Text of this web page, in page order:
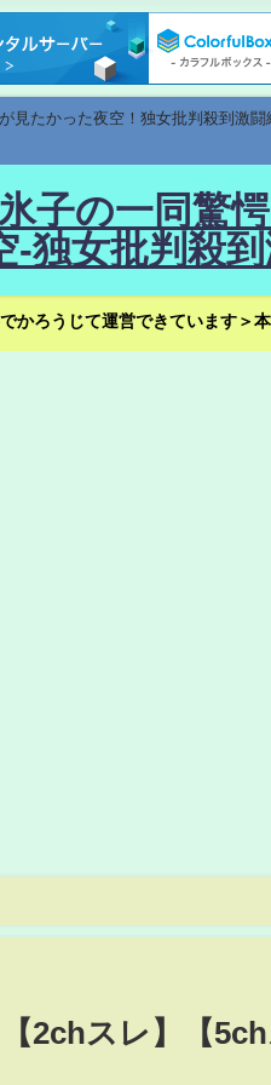
たかった夜空！独女批判殺到激
子の一同驚
-独女批判殺
ろうじて運営できています＞
2chスレ】【